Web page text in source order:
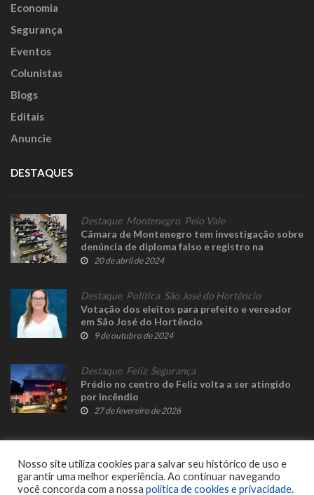
Economia
Segurança
Eventos
Colunistas
Blogs
Editais
Anuncie
DESTAQUES
Destaque, Montenegro Pelo Vale
Câmara de Montenegro tem investigação sobre
denúncia de diploma falso e registro na
Delegacia por invasão de sala
20 de abril de 2024
Destaque, Política, São José do Hortêncio
Votação dos eleitos para prefeito e vereador
em São José do Hortêncio
9 de outubro de 2024
Destaque, Feliz, Segurança
Prédio no centro de Feliz volta a ser atingido
por incêndio
27 de fevereiro de 2026
Nosso site utiliza cookies para salvar seu histórico de uso e
garantir uma melhor experiência. Ao continuar navegando
você concorda com a nossa política de cookies e privacidade.